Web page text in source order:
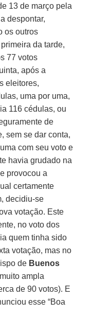
13 de março pela
despontar,
os outros
da tarde,
77 votos
após a
eleitores,
uma por uma,
116 cédulas, ou
de
sem se dar conta,
com seu voto e
havia grudado na
provocou a
certamente
decidiu-se
votação. Este
no voto dos
quem tinha sido
votação, mas no
de Buenos
ampla
de 90 votos). E
esse “Boa